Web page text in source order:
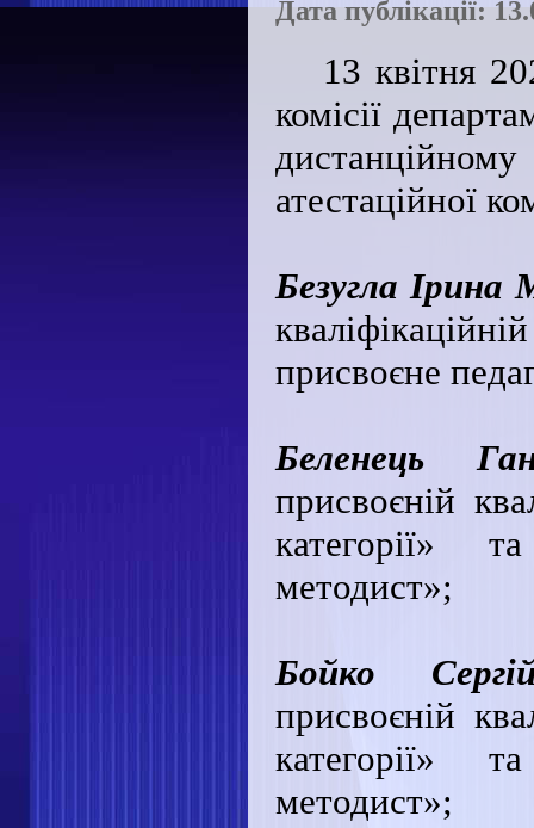
Дата публікації:
13 квітня
комісії
атестаційної
Безугла Ірина
присвоєне
Беленець
присвоєній
категорії»
методист»;
Бойко
присвоєній
категорії»
методист»;